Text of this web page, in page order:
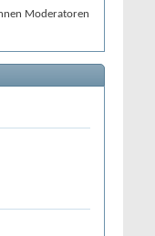
Moderatoren